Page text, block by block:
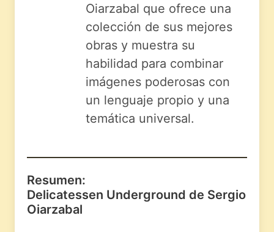
Oiarzabal que ofrece una
colección de sus mejores
obras y muestra su
habilidad para combinar
imágenes poderosas con
un lenguaje propio y una
temática universal.
Resumen:
Delicatessen Underground de Sergio
Oiarzabal